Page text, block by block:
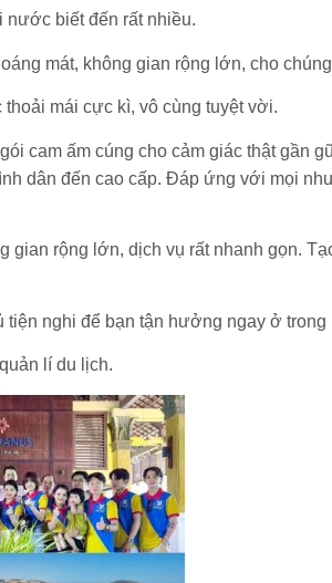
nước biết đến rất nhiều.
mát, không gian rộng lớn, cho
mái cực kì, vô cùng tuyệt vời.
cam ấm cúng cho cảm giác thật gần
dân đến cao cấp. Đáp ứng với mọi
rộng lớn, dịch vụ rất nhanh gọn.
nghi để bạn tận hưởng ngay ở trong
lí du lịch.